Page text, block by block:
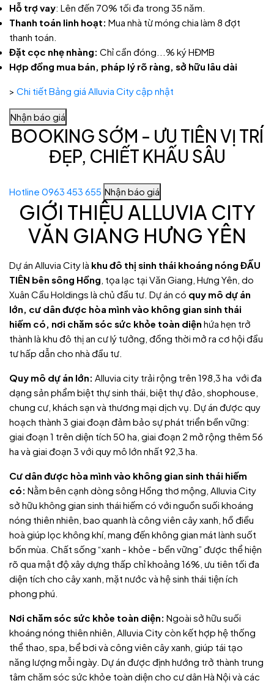
Hỗ trợ vay: Lên đến 70% tối đa trong 35 năm.
Thanh toán linh hoạt: Mua nhà từ móng chia làm 8 đợt
thanh toán.
Đặt cọc nhẹ nhàng: Chỉ cần đóng...% ký HĐMB
Hợp đồng mua bán, pháp lý rõ ràng, sở hữu lâu dài
> Chi tiết Bảng giá Alluvia City cập nhật
Nhận báo giá
BOOKING SỚM - ƯU TIÊN VỊ TRÍ
ĐẸP, CHIẾT KHẤU SÂU
Hotline 0963 453 655 Nhận báo giá
GIỚI THIỆU ALLUVIA CITY
VĂN GIANG HƯNG YÊN
Dự án Alluvia City là khu đô thị sinh thái khoáng nóng ĐẦU
TIÊN bên sông Hồng, tọa lạc tại Văn Giang, Hưng Yên, do
Xuân Cầu Holdings là chủ đầu tư. Dự án có quy mô dự án
lớn, cư dân được hòa mình vào không gian sinh thái
hiếm có, nơi chăm sóc sức khỏe toàn diện hứa hẹn trở
thành là khu đô thị an cư lý tưởng, đồng thời mở ra cơ hội đầu
tư hấp dẫn cho nhà đầu tư.
Quy mô dự án lớn: Alluvia city trải rộng trên 198,3 ha với đa
dạng sản phẩm biệt thự sinh thái, biệt thự đảo, shophouse,
chung cư, khách sạn và thương mại dịch vụ. Dự án được quy
hoạch thành 3 giai đoạn đảm bảo sự phát triển bền vững:
giai đoạn 1 trên diện tích 50 ha, giai đoạn 2 mở rộng thêm 56
ha và giai đoạn 3 với quy mô lớn nhất 92,3 ha.
Cư dân được hòa mình vào không gian sinh thái hiếm
có: Nằm bên cạnh dòng sông Hồng thơ mộng, Alluvia City
sở hữu không gian sinh thái hiếm có với nguồn suối khoáng
nóng thiên nhiên, bao quanh là công viên cây xanh, hồ điều
hoà giúp lọc không khí, mang đến không gian mát lành suốt
bốn mùa. Chất sống “xanh - khỏe - bền vững” được thể hiện
rõ qua mật độ xây dựng thấp chỉ khoảng 16%, ưu tiên tối đa
diện tích cho cây xanh, mặt nước và hệ sinh thái tiện ích
phong phú.
Nơi chăm sóc sức khỏe toàn diện: Ngoài sở hữu suối
khoáng nóng thiên nhiên, Alluvia City còn kết hợp hệ thống
thể thao, spa, bể bơi và công viên cây xanh, giúp tái tạo
năng lượng mỗi ngày. Dự án được định hướng trở thành trung
tâm chăm sóc sức khỏe toàn diện cho cư dân Hà Nội và các